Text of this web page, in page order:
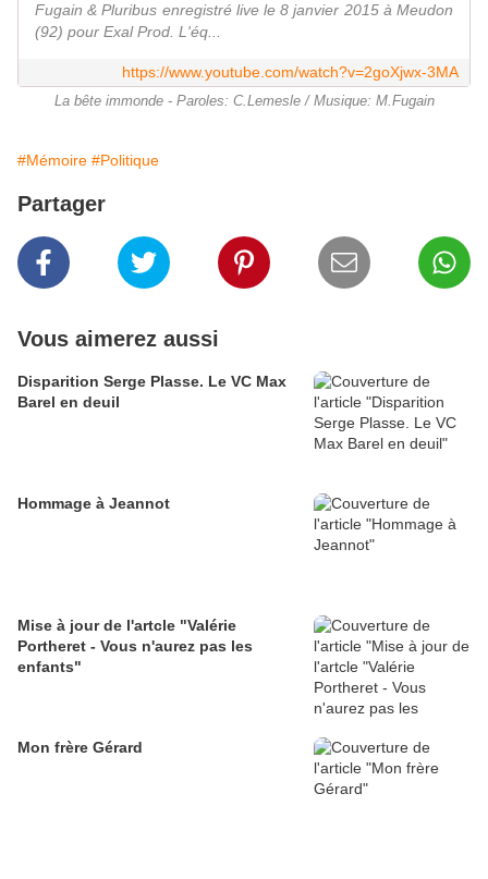
Fugain & Pluribus enregistré live le 8 janvier 2015 à Meudon
(92) pour Exal Prod. L'éq...
https://www.youtube.com/watch?v=2goXjwx-3MA
La bête immonde - Paroles: C.Lemesle / Musique: M.Fugain
#Mémoire #Politique
Partager
Vous aimerez aussi
Disparition Serge Plasse. Le VC Max
Barel en deuil
Hommage à Jeannot
Mise à jour de l'artcle "Valérie
Portheret - Vous n'aurez pas les
enfants"
Mon frère Gérard